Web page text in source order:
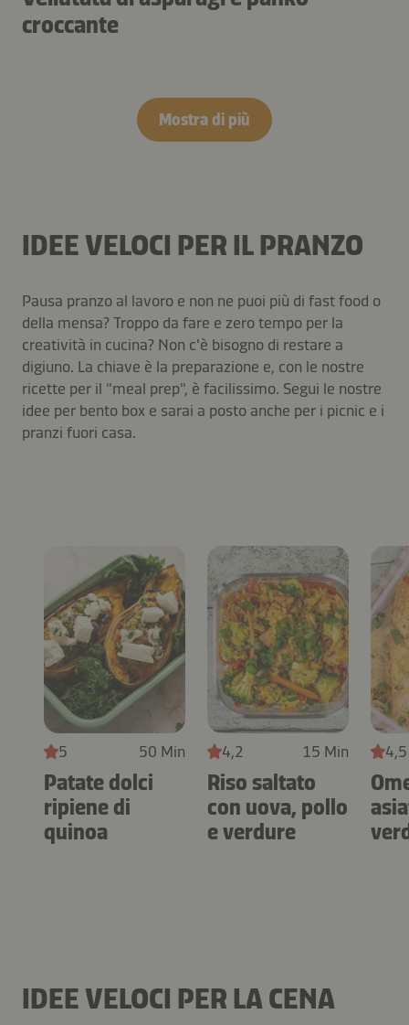
croccante
Mostra di più
IDEE VELOCI PER IL PRANZO
Pausa pranzo al lavoro e non ne puoi più di fast food o
della mensa? Troppo da fare e zero tempo per la
creatività in cucina? Non c'è bisogno di restare a
digiuno. La chiave è la preparazione e, con le nostre
ricette per il "meal prep", è facilissimo. Segui le nostre
idee per bento box e sarai a posto anche per i picnic e i
pranzi fuori casa.
5 50 Min
Patate dolci
ripiene di
quinoa
4,2 15 Min
Riso saltato
con uova, pollo
e verdure
4,5
IDEE VELOCI PER LA CENA